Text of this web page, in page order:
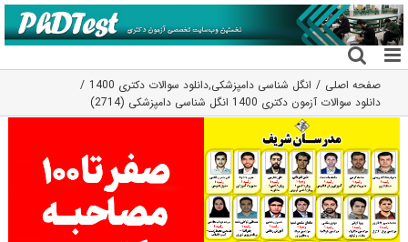
رفتن
به
محتوا
صفحه اصلی انگل شناسی دامپزشکی,دانلود سوالات دکتری 1400
دانلود سوالات آزمون دکتری 1400 انگل‌ شناسی دامپزشکی (2714)